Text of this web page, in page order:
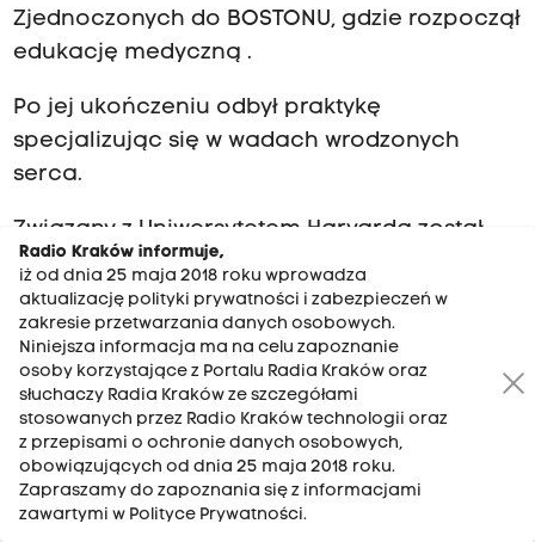
Zjednoczonych do BOSTONU, gdzie rozpoczął
edukację medyczną .
Po jej ukończeniu odbył praktykę
specjalizując się w wadach wrodzonych
serca.
Związany z Uniwersytetem Harvarda został
jednym z największych światowych
autorytetów w tej dziedzinie.
Dziś wszyscy znani kardiolodzy i
kardiochirurdzy korzystają z jego bogatego
dorobku naukowego.
Od blisko półwiecza nie wydano na świecie
żadnego liczącego się podręcznika
Radio Kraków informuje,
iż od dnia 25 maja 2018 roku wprowadza
aktualizację polityki prywatności i zabezpieczeń w
zakresie przetwarzania danych osobowych.
Niniejsza informacja ma na celu zapoznanie
osoby korzystające z Portalu Radia Kraków oraz
słuchaczy Radia Kraków ze szczegółami
stosowanych przez Radio Kraków technologii oraz
z przepisami o ochronie danych osobowych,
obowiązujących od dnia 25 maja 2018 roku.
Zapraszamy do zapoznania się z informacjami
zawartymi w Polityce Prywatności.